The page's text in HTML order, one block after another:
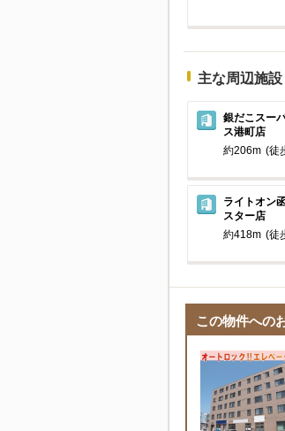
主な周辺施設
銀だこスー
ス港町店
約206m (徒
ライトオン
スター店
約418m (徒
この物件への